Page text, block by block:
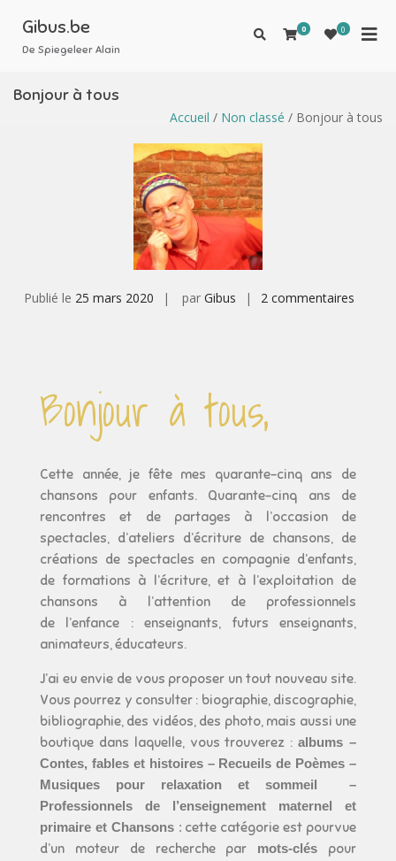
Gibus.be
De Spiegeleer Alain
0 0
Bonjour à tous
Accueil / Non classé / Bonjour à tous
Publié le 25 mars 2020 par Gibus 2 commentaires
Bonjour à tous,
Cette année, je fête mes quarante-cinq ans de
chansons pour enfants. Quarante-cinq ans de
rencontres et de partages à l’occasion de
spectacles, d’ateliers d’écriture de chansons, de
créations de spectacles en compagnie d’enfants,
de formations à l’écriture, et à l’exploitation de
chansons à l’attention de professionnels
de l’enfance : enseignants, futurs enseignants,
animateurs, éducateurs.
J’ai eu envie de vous proposer un tout nouveau site.
Vous pourrez y consulter : biographie, discographie,
bibliographie, des vidéos, des photo, mais aussi une
boutique dans laquelle, vous trouverez :albums –
Contes, fables et histoires – Recueils de Poèmes –
Musiques pour relaxation et sommeil –
Professionnels de l’enseignement maternel et
primaire et Chansons: cette catégorie est pourvue
d’un moteur de recherche par mots-clés pour